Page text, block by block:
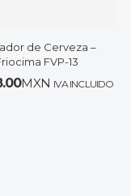
de Cerveza –
FVP-13
MXN IVA INCLUIDO